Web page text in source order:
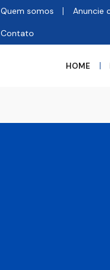
Quem somos Anuncie
Contato
HOME